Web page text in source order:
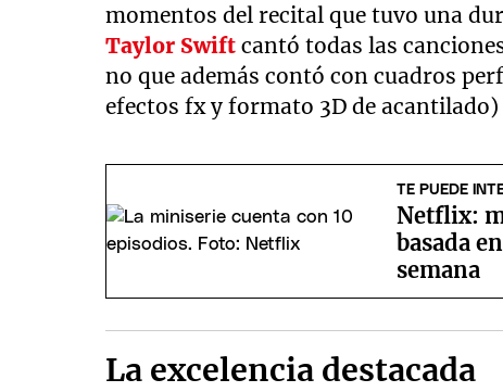
momentos del recital que tuvo una
Taylor Swift cantó todas las
no que además contó con cuadros
efectos fx y formato 3D de acantilado)
TE PUEDE
Netflix:
basada
semana
La excelencia destacada